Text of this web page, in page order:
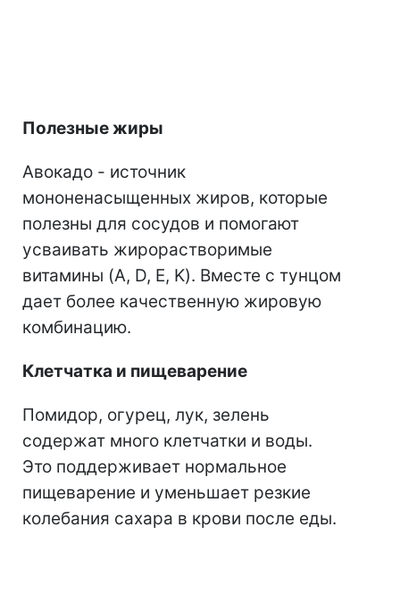
Полезные жиры
Авокадо - источник
мононенасыщенных жиров, которые
полезны для сосудов и помогают
усваивать жирорастворимые
витамины (A, D, E, K). Вместе с тунцом
дает более качественную жировую
комбинацию.
Клетчатка и пищеварение
Помидор, огурец, лук, зелень
содержат много клетчатки и воды.
Это поддерживает нормальное
пищеварение и уменьшает резкие
колебания сахара в крови после еды.